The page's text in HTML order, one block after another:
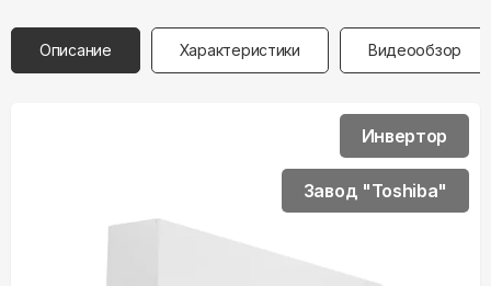
Описание Характеристики Видеообзор
Инвертор
Завод "Toshiba"